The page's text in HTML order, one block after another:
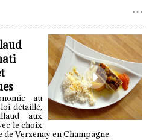
au
détaillé,
aux
le choix
de Verzenay en Champagne.